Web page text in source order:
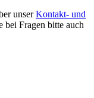
unserKontakt- und
bei Fragen bitte auch